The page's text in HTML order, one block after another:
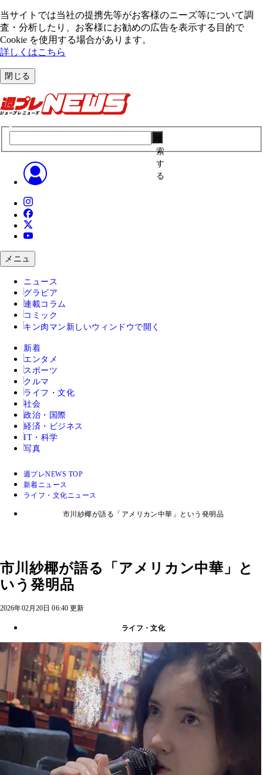
当サイトでは当社の提携先等がお客様のニーズ等について調
査・分析したり、お客様にお勧めの広告を表⽰する⽬的で
Cookie を使⽤する場合があります。
詳しくはこちら
閉じる
索
す
る
メニュ
ニュース
グラビア
連載コラム
コミック
キン肉マン 新しいウィンドウで開く
新着
エンタメ
スポーツ
クルマ
ライフ・文化
社会
政治・国際
経済・ビジネス
IT・科学
写真
週プレNEWS TOP
新着ニュース
ライフ・文化ニュース
市川紗椰が語る「アメリカン中華」という発明品
市川紗椰が語る「アメリカン中華」と
いう発明品
2026年02月20日 06:40 更新
ライフ・文化